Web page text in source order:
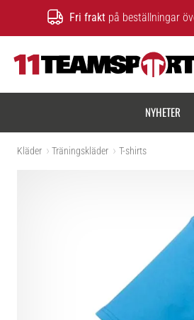
Fri frakt på beställningar
NYHETER
Kläder Träningskläder T-shirts